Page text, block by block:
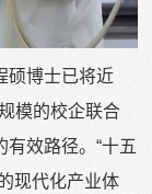
硕博士已将近
模的校企联合
效路径。“十五
现代化产业体